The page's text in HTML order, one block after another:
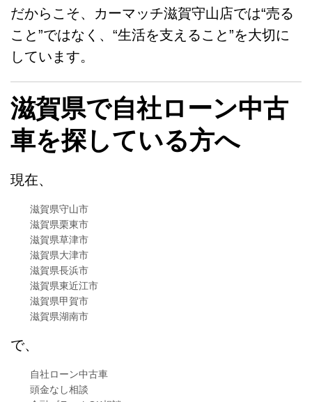
だからこそ、カーマッチ滋賀守山店では“売る
こと”ではなく、“生活を支えること”を大切に
しています。
滋賀県で自社ローン中古
車を探している方へ
現在、
滋賀県守山市
滋賀県栗東市
滋賀県草津市
滋賀県大津市
滋賀県長浜市
滋賀県東近江市
滋賀県甲賀市
滋賀県湖南市
で、
自社ローン中古車
頭金なし相談